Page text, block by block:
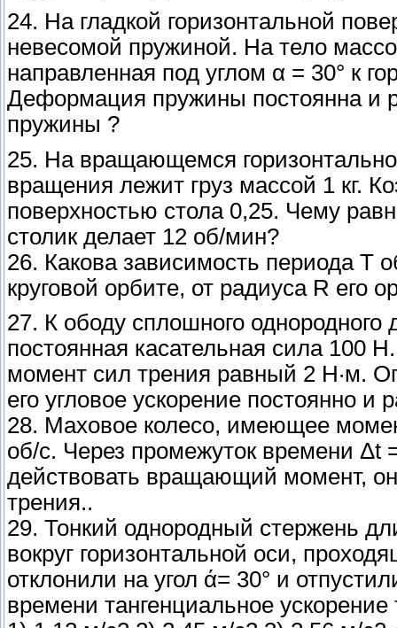
24. На гладкой горизонтальной
невесомой пружиной. На тело
направленная под углом α = 30° к
Деформация пружины постоянна и
пружины ?
25. На вращающемся
вращения лежит груз массой 1 кг.
поверхностью стола 0,25. Чему
столик делает 12 об/мин?
26. Какова зависимость периода
круговой орбите, от радиуса R его
27. К ободу сплошного
постоянная касательная сила 100
момент сил трения равный 2 Н·м.
его угловое ускорение постоянно и
28. Маховое колесо, имеющее
об/с. Через промежуток времени Δt
действовать вращающий момент,
трения..
29. Тонкий однородный стержень
вокруг горизонтальной оси,
отклонили на угол ά= 30° и
времени тангенциальное